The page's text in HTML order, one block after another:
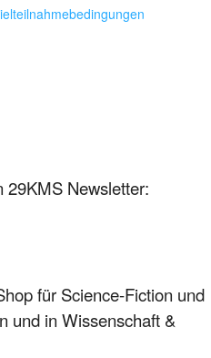
29KMS Newsletter:
für Science-Fiction und
und in Wissenschaft &